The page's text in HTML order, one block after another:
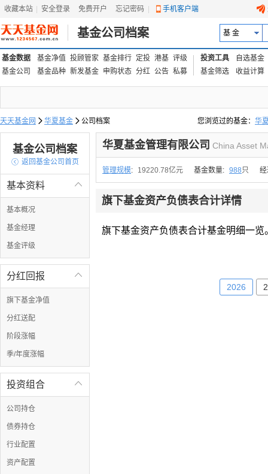
收藏本站 安全登录 免费开户 忘记密码 手机客户端
基金公司档案 基 金
基金数据 基金净值 投顾管家 基金排行 定投 港基 评级
基金公司
基金品种 新发基金 申购状态 分红 公告 私募
投资工具
自选基金
基金筛选
收益计算
天天基金网  华夏基金  公司档案 您浏览过的基金： 华
易方达上证中盘ETF联
基金公司档案
 返回基金公司首页

基本资料
基本概况
基金经理
基金评级

分红回报
旗下基金净值
分红送配
阶段涨幅
季/年度涨幅

投资组合
公司持仓
债券持仓
行业配置
资产配置
华夏基金管理有限公司 China Asset
管理规模: 19220.78亿元 基金数量: 988只
旗下基金资产负债表合计详情
旗下基金资产负债表合计基金明细一览
2026